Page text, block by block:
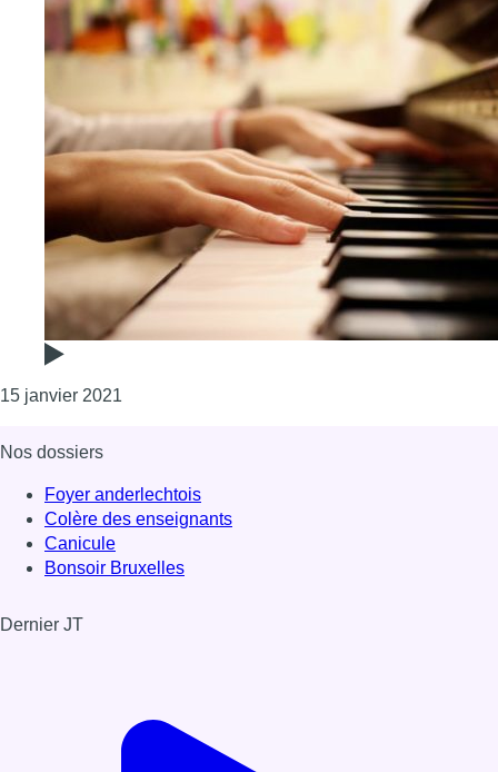
15 janvier 2021
Nos dossiers
Foyer anderlechtois
Colère des enseignants
Canicule
Bonsoir Bruxelles
Dernier JT